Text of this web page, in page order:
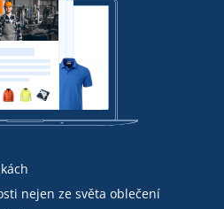
nejen ze světa oblečení